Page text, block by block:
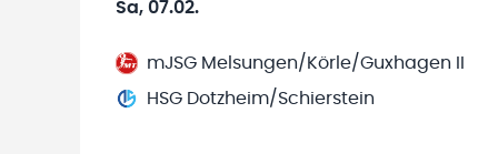
Sa, 07.02.
mJSG Melsungen/Körle/Guxhagen II
HSG Dotzheim/Schierstein